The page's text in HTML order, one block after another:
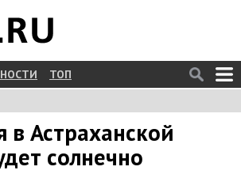
ТОП
в Астраханской
солнечно